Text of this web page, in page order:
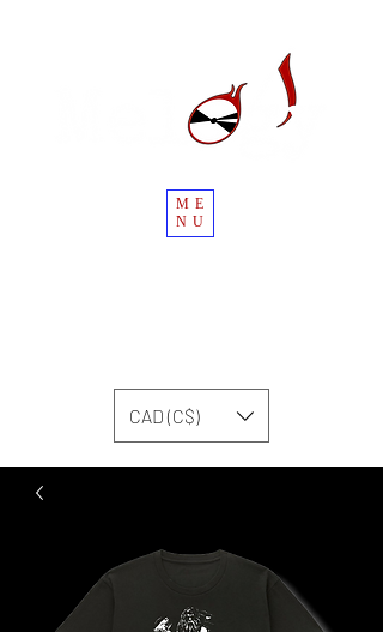
ME
NU
CAD (C$)